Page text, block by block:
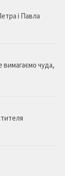
і Павла
вимагаємо чуда,